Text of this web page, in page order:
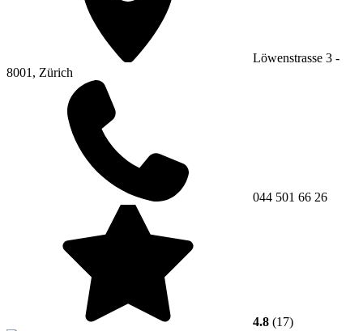
Löwenstrasse 3 -
8001, Zürich
044 501 66 26
4.8 (17)